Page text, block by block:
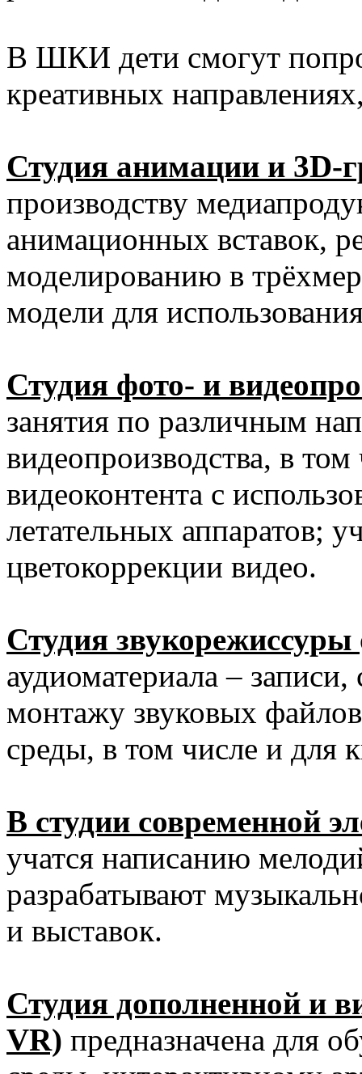
В ШКИ дети смогут
креативных
Студия анимации и 3D-
производству
анимационных вставок,
моделированию в
модели для
Студия фото- и
занятия по различным
видеопроизводства, в
видеоконтента с
летательных аппаратов;
цветокоррекции видео.
Студия звукорежиссуры
аудиоматериала –
монтажу звуковых
среды, в том числе и для
В студии современной
учатся написанию
разрабатывают
и выставок.
Студия дополненной и
VR) предназначена для